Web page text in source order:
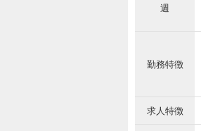
週
勤務特徴
求人特徴